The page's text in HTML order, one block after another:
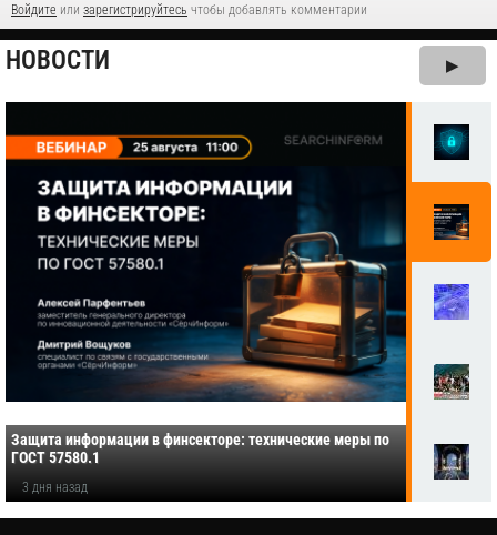
Войдите или зарегистрируйтесь чтобы добавлять комментарии
НОВОСТИ ▶
Защита информации в финсекторе: технические меры по
ГОСТ 57580.1
3 дня назад